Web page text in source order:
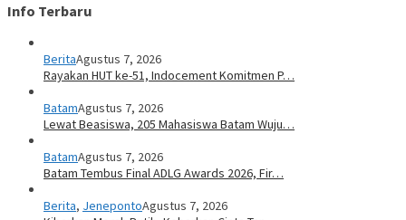
Info Terbaru
BeritaAgustus 7, 2026
Rayakan HUT ke-51, Indocement Komitmen P…
BatamAgustus 7, 2026
Lewat Beasiswa, 205 Mahasiswa Batam Wuju…
BatamAgustus 7, 2026
Batam Tembus Final ADLG Awards 2026, Fir…
Berita, JenepontoAgustus 7, 2026